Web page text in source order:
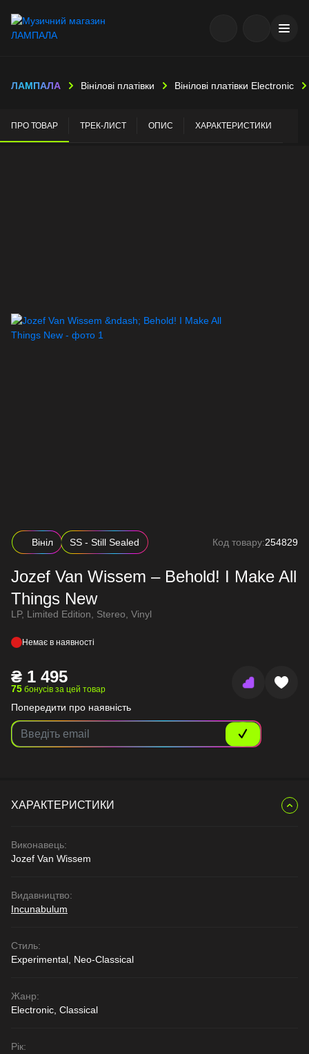
ЛАМПАЛА Вінілові платівки Вінілові платівки Electronic
ПРО ТОВАР ТРЕК-ЛИСТ ОПИС ХАРАКТЕРИСТИКИ
Вініл SS - Still Sealed Код товару:254829
Jozef Van Wissem – Behold! I Make All
Things New
LP, Limited Edition, Stereo, Vinyl
Немає в наявності
₴ 1 495
75 бонусів за цей товар
Попередити про наявність
ХАРАКТЕРИСТИКИ
Виконавець:
Jozef Van Wissem
Видавництво:
Incunabulum
Стиль:
Experimental, Neo-Classical
Жанр:
Electronic, Classical
Рік: